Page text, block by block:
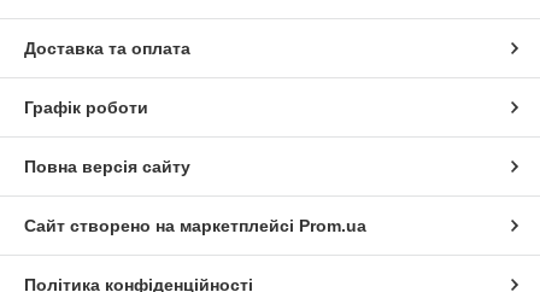
Доставка та оплата
Графік роботи
Повна версія сайту
Сайт створено на маркетплейсі Prom.ua
Політика конфіденційності